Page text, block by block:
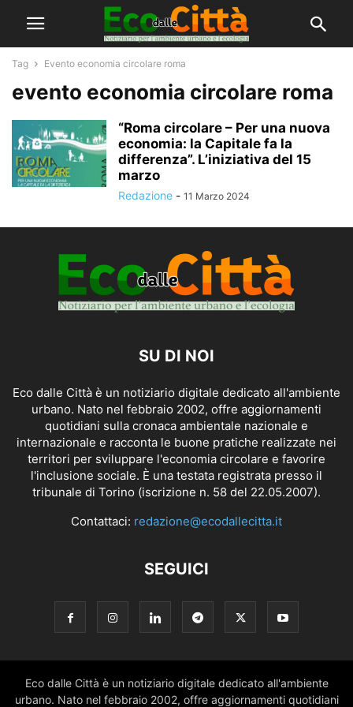
Tag Evento economia circolare roma
evento economia circolare roma
“Roma circolare – Per una nuova
economia: la Capitale fa la
differenza”. L’iniziativa del 15
marzo
Redazione - 11 Marzo 2024
SU DI NOI
Eco dalle Città è un notiziario digitale dedicato all'ambiente
urbano. Nato nel febbraio 2002, offre aggiornamenti
quotidiani sulla cronaca ambientale nazionale e
internazionale e racconta le buone pratiche realizzate nei
territori per sviluppare l'economia circolare e favorire
l'inclusione sociale. È una testata registrata presso il
tribunale di Torino (iscrizione n. 58 del 22.05.2007).
Contattaci: redazione@ecodallecitta.it
SEGUICI
Eco dalle Città è un notiziario digitale dedicato all'ambiente
urbano. Nato nel febbraio 2002, offre aggiornamenti quotidiani